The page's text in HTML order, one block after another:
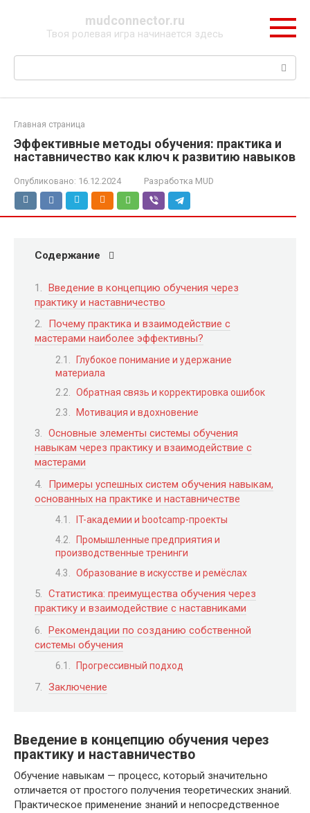
mudconnector.ru
Твоя ролевая игра начинается здесь
Поиск:
Главная страница
Эффективные методы обучения: практика и
наставничество как ключ к развитию навыков
Опубликовано: 16.12.2024 Разработка MUD
Содержание
Введение в концепцию обучения через
практику и наставничество
Почему практика и взаимодействие с
мастерами наиболее эффективны?
Глубокое понимание и удержание
материала
Обратная связь и корректировка ошибок
Мотивация и вдохновение
Основные элементы системы обучения
навыкам через практику и взаимодействие с
мастерами
Примеры успешных систем обучения навыкам,
основанных на практике и наставничестве
IT-академии и bootcamp-проекты
Промышленные предприятия и
производственные тренинги
Образование в искусстве и ремёслах
Статистика: преимущества обучения через
практику и взаимодействие с наставниками
Рекомендации по созданию собственной
системы обучения
Прогрессивный подход
Заключение
Введение в концепцию обучения через
практику и наставничество
Обучение навыкам — процесс, который значительно
отличается от простого получения теоретических знаний.
Практическое применение знаний и непосредственное